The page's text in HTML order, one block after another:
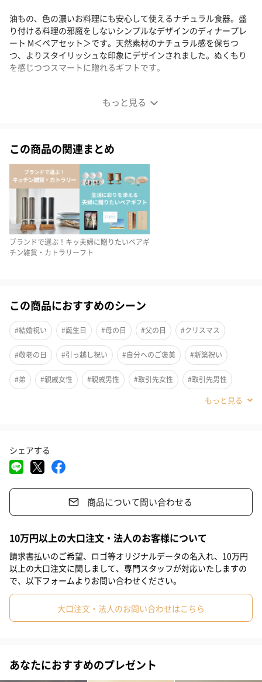
もっと見る
油もの、色の濃いお料理にも安心して使えるナチュラル食器。盛
り付ける料理の邪魔をしないシンプルなデザインのディナープレ
ート M＜ペアセット＞です。天然素材のナチュラル感を保ちつ
つ、よりスタイリッシュな印象にデザインされました。ぬくもり
を感じつつスマートに贈れるギフトです。
ディナープレート M ＜ ペアセット ＞
油もの、色の濃いお料理にも安心して使えるナチュラル食器。盛
り付ける料理の邪魔をしないシンプルなデザイン。メイン料理は
もちろん、おしゃれなデザートプレートとしてのご使用もおすす
めです。
木製食器の多くは、素材の性質上、素朴で厚ぼったい印象のデザ
インが多く、ギフトとしてはあまりスマートではない印象でし
た。
天然素材のナチュラル感を保ちつつ、よりスタイリッシュな印象
の商品となることを目指し、シンプルかつ洗練されたカーブ形状
や、高級感を感じさせるリム部分の幅と角度をデザイン設計。天
然素材のぬくもりを感じつつ、スマートに贈ることのできるおし
ゃれな食器として、現在のシルエットが生まれました。
おしゃれなカラー
と、高温で燻すことで色を変化させた趣のある色合いのブラウン
をご用意。「RIVERET（リヴェレット）」オリジナルギフトBOX
この商品の関連まとめ
ブランドで選ぶ！キッ
チン雑貨・カトラリー
夫婦に贈りたいペアギ
フト
この商品におすすめのシーン
#結婚祝い #誕生日 #母の日 #父の日 #クリスマス
#敬老の日 #引っ越し祝い #自分へのご褒美 #新築祝い
#弟 #親戚女性 #親戚男性 #取引先女性 #取引先男性
#姪 #娘
#上司男性
#妻 #夫
#20代後半 #30代 #40代 #50代
シェアする
商品について問い合わせる
10万円以上の大口注文・法人のお客様について
請求書払いのご希望、ロゴ等オリジナルデータの名入れ、10万円
以上の大口注文に関しまして、専門スタッフが対応いたしますの
で、以下フォームよりお問い合わせください。
大口注文・法人のお問い合わせはこちら
あなたにおすすめのプレゼント